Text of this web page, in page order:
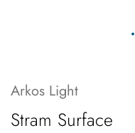
Arkos Light
Stram Surface